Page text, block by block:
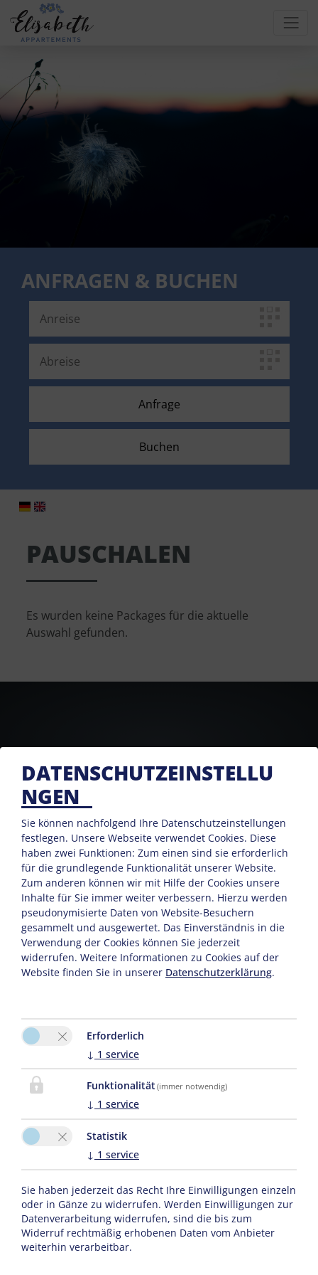
ANFRAGEN & BUCHEN
PAUSCHALEN
Es wurden keine Packages für die aktuelle
Auswahl gefunden.
KONTAKT
Sarah Osl
Schwende 24
Tel. :0043 664 4538196
E-Mail:
elisabeth.damuels@aon.at
Bitte aktivieren Sie in den Cookie Einstellungen die Option
"Funktionalität" für die korrekte Map-Darstellung
Cookie Einstellungen
DATENSCHUTZEINSTELLU
NGEN
Sie können nachfolgend Ihre Datenschutzeinstellungen
festlegen. Unsere Webseite verwendet Cookies. Diese
haben zwei Funktionen: Zum einen sind sie erforderlich
für die grundlegende Funktionalität unserer Website.
Zum anderen können wir mit Hilfe der Cookies unsere
Inhalte für Sie immer weiter verbessern. Hierzu werden
pseudonymisierte Daten von Website-Besuchern
gesammelt und ausgewertet. Das Einverständnis in die
Verwendung der Cookies können Sie jederzeit
widerrufen. Weitere Informationen zu Cookies auf der
Website finden Sie in unserer Datenschutzerklärung.
Erforderlich
↓ 1 service
Funktionalität(immer notwendig)
↓ 1 service
Statistik
↓ 1 service
Sie haben jederzeit das Recht Ihre Einwilligungen einzeln
oder in Gänze zu widerrufen. Werden Einwilligungen zur
Datenverarbeitung widerrufen, sind die bis zum
Widerruf rechtmäßig erhobenen Daten vom Anbieter
weiterhin verarbeitbar.